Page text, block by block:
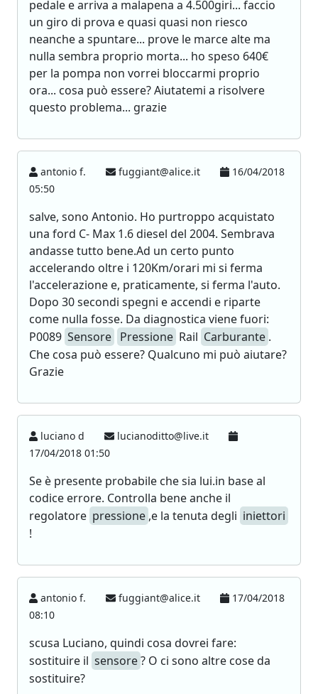
pedale e arriva a malapena a 4.500giri... faccio
un giro di prova e quasi quasi non riesco
neanche a spuntare... prove le marce alte ma
nulla sembra proprio morta... ho speso 640€
per la pompa non vorrei bloccarmi proprio
ora... cosa può essere? Aiutatemi a risolvere
questo problema... grazie
antonio f. fuggiant@alice.it
16/04/2018
05:50
salve, sono Antonio. Ho purtroppo acquistato
una ford C- Max 1.6 diesel del 2004. Sembrava
andasse tutto bene.Ad un certo punto
accelerando oltre i 120Km/orari mi si ferma
l'accelerazione e, praticamente, si ferma l'auto.
Dopo 30 secondi spegni e accendi e riparte
come nulla fosse. Da diagnostica viene fuori:
P0089 Sensore Pressione Rail Carburante .
Che cosa può essere? Qualcuno mi può aiutare?
Grazie
luciano d
lucianoditto@live.it
17/04/2018 01:50
Se è presente probabile che sia lui.in base al
codice errore. Controlla bene anche il
regolatore pressione ,e la tenuta degli iniettori
!
antonio f. fuggiant@alice.it
17/04/2018
08:10
scusa Luciano, quindi cosa dovrei fare:
sostituire il sensore? O ci sono altre cose da
sostituire?